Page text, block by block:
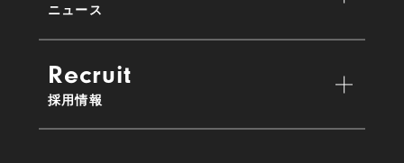
ニュース
Recruit
採用情報